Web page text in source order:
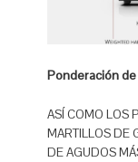
Ponderación
ASÍ COMO LOS
MARTILLOS DE
DE AGUDOS